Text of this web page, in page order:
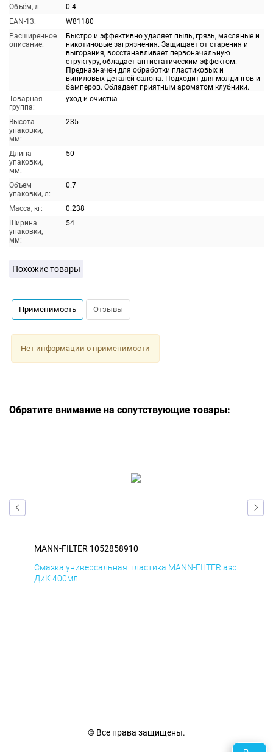
Объём, л:
0.4
EAN-13:
W81180
Расширенное
описание:
Быстро и эффективно удаляет пыль, грязь, масляные и
никотиновые загрязнения. Защищает от старения и
выгорания, восстанавливает первоначальную
структуру, обладает антистатическим эффектом.
Предназначен для обработки пластиковых и
виниловых деталей салона. Подходит для молдингов и
бамперов. Обладает приятным ароматом клубники.
Товарная
группа:
уход и очистка
Высота
упаковки,
мм:
235
Длина
упаковки,
мм:
50
Объем
упаковки, л:
0.7
Масса, кг:
0.238
Ширина
упаковки,
мм:
54
Похожие товары
Применимость Отзывы
Нет информации о применимости
Обратите внимание на сопутствующие товары:
MANN-FILTER 1052858910
Смазка универсальная пластика MANN-FILTER аэр
ДиК 400мл
© Все права защищены.